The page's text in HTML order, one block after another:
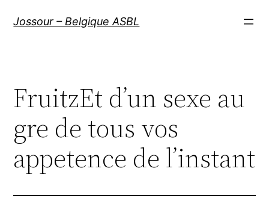
Jossour – Belgique ASBL
FruitzEt d’un sexe au
gre de tous vos
appetence de l’instant